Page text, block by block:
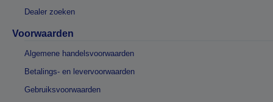
Dealer zoeken
Voorwaarden
Algemene handelsvoorwaarden
Betalings- en levervoorwaarden
Gebruiksvoorwaarden